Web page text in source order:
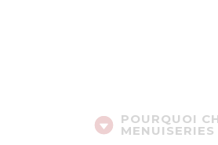
POURQUOI
MENUISERIES